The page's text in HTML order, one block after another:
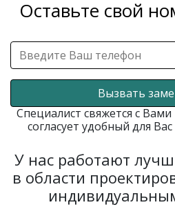
Оставьте свой
Вызвать
Специалист свяжется с
согласует удобный для
У нас работают
в области